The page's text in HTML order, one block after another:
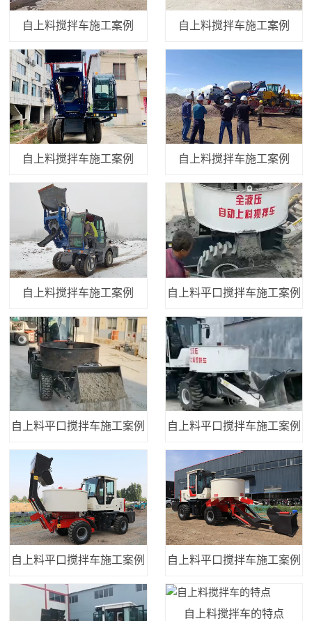
自上料搅拌车施工案例 自上料搅拌车施工案例
自上料搅拌车施工案例 自上料搅拌车施工案例
自上料搅拌车施工案例 自上料平口搅拌车施工案例
自上料平口搅拌车施工案例 自上料平口搅拌车施工案例
自上料平口搅拌车施工案例 自上料平口搅拌车施工案例
自上料搅拌车的特点